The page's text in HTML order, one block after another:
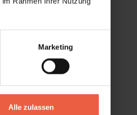
Marketing
Alle zulassen